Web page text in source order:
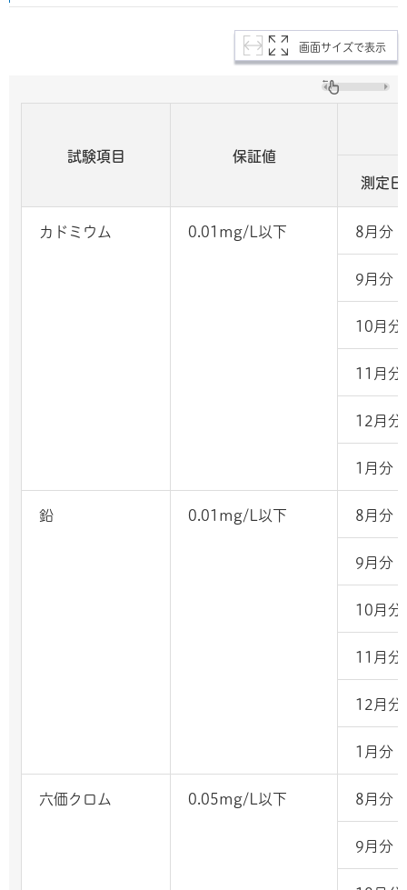
画面サイズで表示
試験項目
保証値
測定日
カドミウム 0.01mg/L以下 8月分
9月分
10月分
11月分
12月分
1月分
鉛 0.01mg/L以下 8月分
9月分
10月分
11月分
12月分
1月分
六価クロム 0.05mg/L以下 8月分
9月分